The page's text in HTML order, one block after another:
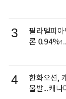
3
필라델피
론
4
한화오션,
불발...캐나